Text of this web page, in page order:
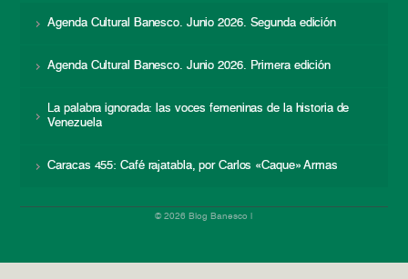
Agenda Cultural Banesco. Junio 2026. Segunda edición
Agenda Cultural Banesco. Junio 2026. Primera edición
La palabra ignorada: las voces femeninas de la historia de
Venezuela
Caracas 455: Café rajatabla, por Carlos «Caque» Armas
© 2026 Blog Banesco |